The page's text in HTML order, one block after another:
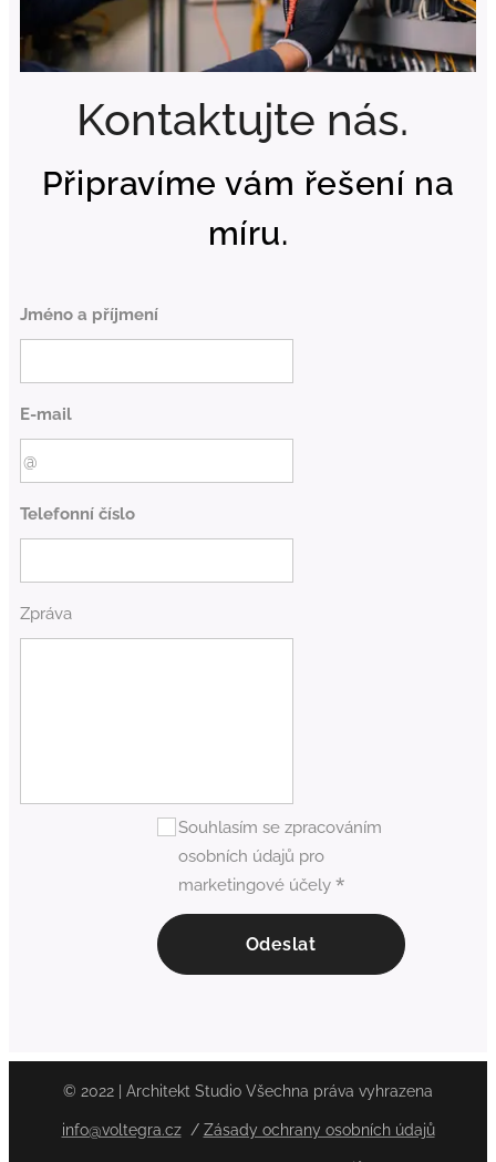
Kontaktujte nás.
Připravíme vám řešení na
míru.
Jméno a příjmení
E-mail
Telefonní číslo
Zpráva
Souhlasím se zpracováním
osobních údajů pro
marketingové účely
Odeslat
© 2022 | Architekt Studio Všechna práva vyhrazena
info@voltegra.cz/ Zásady ochrany osobních údajů